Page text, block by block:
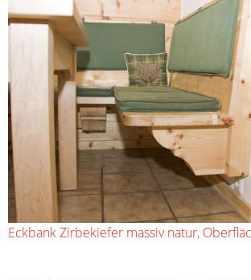
Eckbank Zirbekiefer massiv natur,